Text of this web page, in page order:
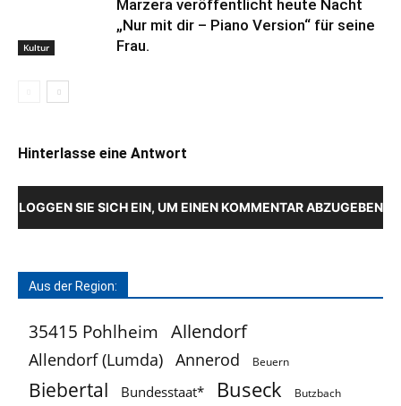
Kultur
Marzera veröffentlicht heute Nacht
„Nur mit dir – Piano Version“ für seine
Frau.
Hinterlasse eine Antwort
LOGGEN SIE SICH EIN, UM EINEN KOMMENTAR ABZUGEBEN
Aus der Region:
35415 Pohlheim Allendorf
Allendorf (Lumda) Annerod Beuern
Biebertal Bundesstaat* Buseck Butzbach